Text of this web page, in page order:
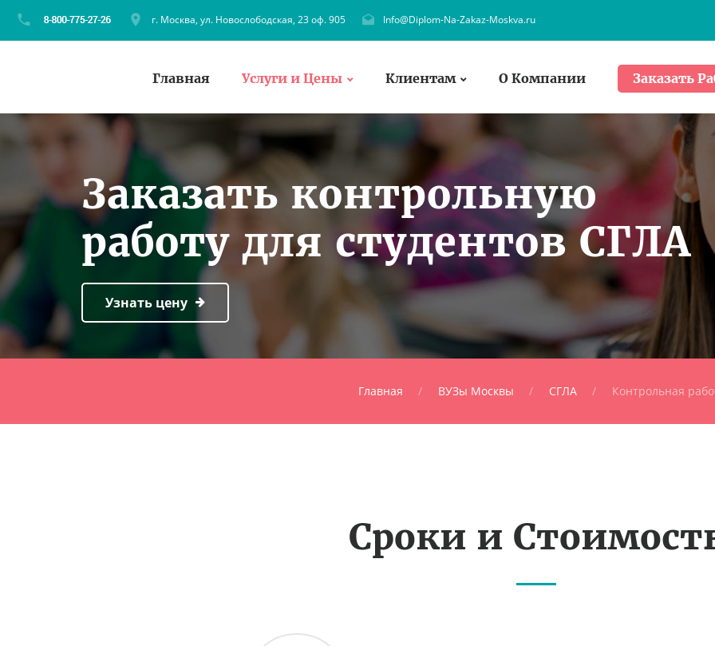
г. Москва, ул. Новослободская, 23 оф. 905 Info@Diplom-Na-Zakaz-Moskva.ru
Главная Услуги и Цены Клиентам О Компании Заказать
Заказать контрольную
работу для студентов СГЛА
Узнать цену
Главная ВУЗы Москвы СГЛА Контрольная
Сроки и